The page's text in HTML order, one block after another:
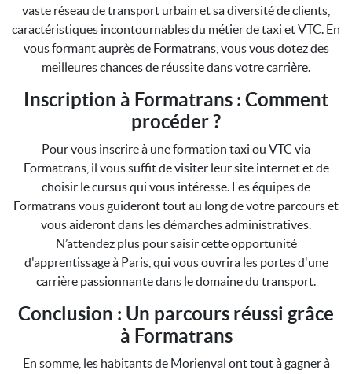
vaste réseau de transport urbain et sa diversité de clients,
caractéristiques incontournables du métier de taxi et VTC. En
vous formant auprès de Formatrans, vous vous dotez des
meilleures chances de réussite dans votre carrière.
Inscription à Formatrans : Comment
procéder ?
Pour vous inscrire à une formation taxi ou VTC via
Formatrans, il vous suffit de visiter leur site internet et de
choisir le cursus qui vous intéresse. Les équipes de
Formatrans vous guideront tout au long de votre parcours et
vous aideront dans les démarches administratives.
N’attendez plus pour saisir cette opportunité
d'apprentissage à Paris, qui vous ouvrira les portes d'une
carrière passionnante dans le domaine du transport.
Conclusion : Un parcours réussi grâce
à Formatrans
En somme, les habitants de Morienval ont tout à gagner à